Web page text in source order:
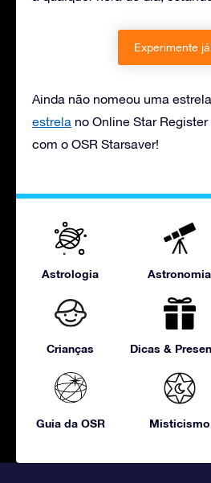
Experimente
Ainda não nomeou uma
estrela no Online Star
com o OSR Starsaver!
Astrologia Astronomia
Crianças Dicas &
Guia da OSR Misticismo